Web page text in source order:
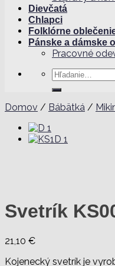
Dievčatá
Chlapci
Folklórne
Pánske a dámske
Pracovné
Hľadať:
Domov / Bábätká /
Svetrík
21,10 €
Kojenecký svetrík je